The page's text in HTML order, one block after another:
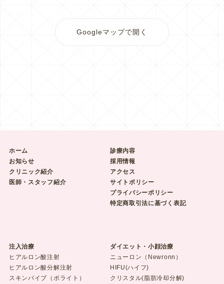
Googleマップで開く
ホーム
お知らせ
クリニック紹介
医師・スタッフ紹介
診療内容
採用情報
アクセス
サイトポリシー
プライバシーポリシー
特定商取引法に基づく表記
注入治療
ヒアルロン酸注射
ヒアルロン酸分解注射
スキンバイブ（ボライト）
ダイエット・小顔治療
ニューロン（Newronn）
HIFU(ハイフ)
クリスタル(脂肪冷却分解)